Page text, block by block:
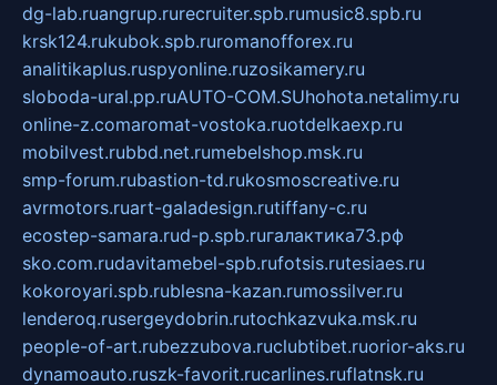
dg-lab.ruangrup.rurecruiter.spb.rumusic8.spb.ru
krsk124.rukubok.spb.ruromanofforex.ru
analitikaplus.ruspyonline.ruzosikamery.ru
sloboda-ural.pp.ruAUTO-COM.SUhohota.netalimy.ru
online-z.comaromat-vostoka.ruotdelkaexp.ru
mobilvest.rubbd.net.rumebelshop.msk.ru
smp-forum.rubastion-td.rukosmoscreative.ru
avrmotors.ruart-galadesign.rutiffany-c.ru
ecostep-samara.rud-p.spb.ruгалактика73.рф
sko.com.rudavitamebel-spb.rufotsis.rutesiaes.ru
kokoroyari.spb.rublesna-kazan.rumossilver.ru
lenderoq.rusergeydobrin.rutochkazvuka.msk.ru
people-of-art.rubezzubova.ruclubtibet.ruorior-aks.ru
dynamoauto.ruszk-favorit.rucarlines.ruflatnsk.ru